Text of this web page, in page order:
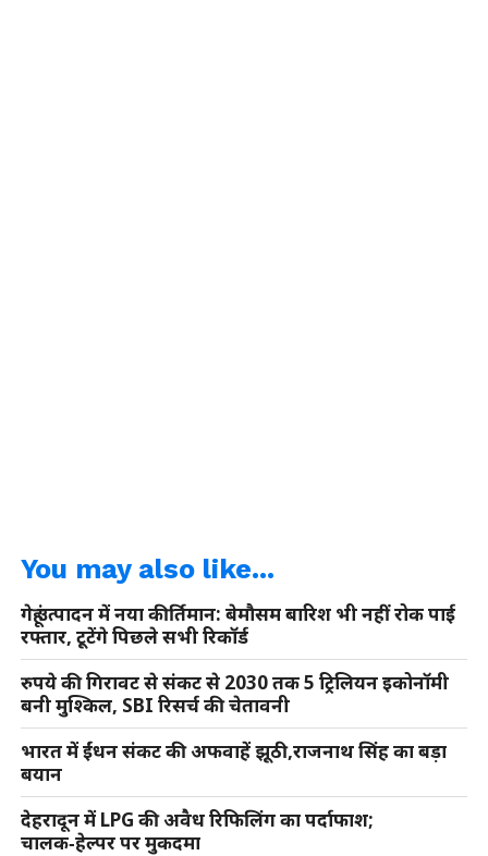
You may also like...
गेहूं उत्पादन में नया कीर्तिमान: बेमौसम बारिश भी नहीं रोक पाई
रफ्तार, टूटेंगे पिछले सभी रिकॉर्ड
रुपये की गिरावट से संकट से 2030 तक 5 ट्रिलियन इकोनॉमी
बनी मुश्किल, SBI रिसर्च की चेतावनी
भारत में ईंधन संकट की अफवाहें झूठी,राजनाथ सिंह का बड़ा
बयान
देहरादून में LPG की अवैध रिफिलिंग का पर्दाफाश;
चालक‑हेल्पर पर मुकदमा